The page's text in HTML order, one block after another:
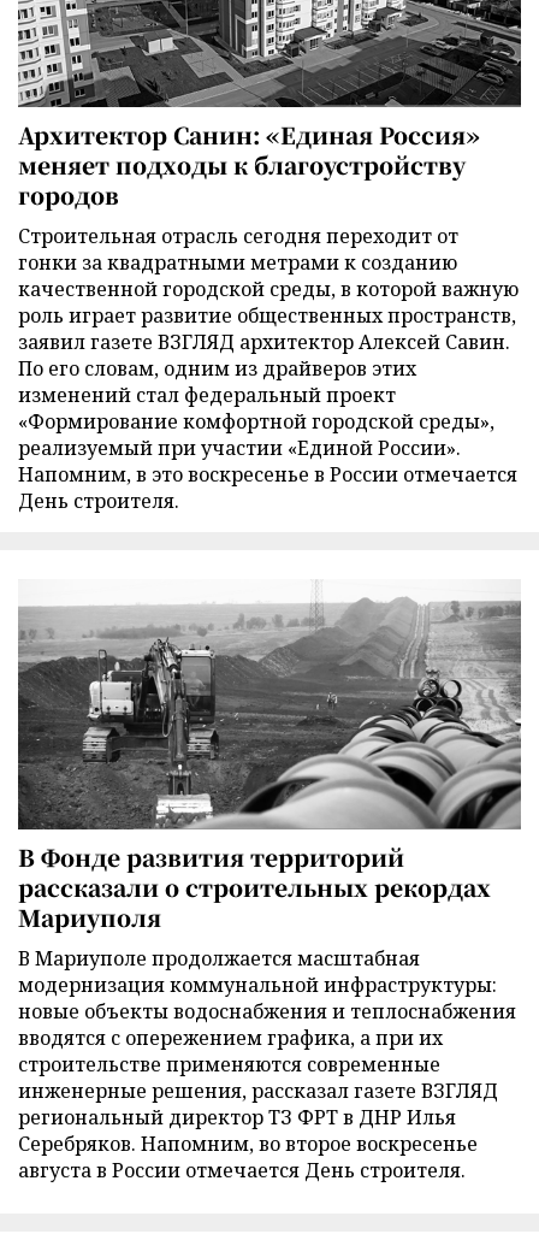
Архитектор Санин: «Единая Россия»
меняет подходы к благоустройству
городов
Строительная отрасль сегодня переходит от
гонки за квадратными метрами к созданию
качественной городской среды, в которой важную
роль играет развитие общественных пространств,
заявил газете ВЗГЛЯД архитектор Алексей Савин.
По его словам, одним из драйверов этих
изменений стал федеральный проект
«Формирование комфортной городской среды»,
реализуемый при участии «Единой России».
Напомним, в это воскресенье в России отмечается
День строителя.
В Фонде развития территорий
рассказали о строительных рекордах
Мариуполя
В Мариуполе продолжается масштабная
модернизация коммунальной инфраструктуры:
новые объекты водоснабжения и теплоснабжения
вводятся с опережением графика, а при их
строительстве применяются современные
инженерные решения, рассказал газете ВЗГЛЯД
региональный директор ТЗ ФРТ в ДНР Илья
Серебряков. Напомним, во второе воскресенье
августа в России отмечается День строителя.